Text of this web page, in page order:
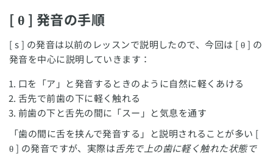
子音05. [ r ] と [ l ] の発音
子音06. [ p ] と [ b ] の発音
子音08. [ t ] と [ d ] の発音
子音09. [ w ] の発音
[ θ ] 発音の手順
[ s ] の発音は以前のレッスンで説明したので、今回は [ θ ] の
発音を中心に説明していきます：
口を「ア」と発音するときのように自然に軽くあける
舌先で前歯の下に軽く触れる
前歯の下と舌先の間に「スー」と気息を通す
「歯の間に舌を挟んで発音する」と説明されることが多い [
θ ] の発音ですが、実際は舌先で上の歯に軽く触れた状態で
toefl.com
English Revolution 2021. Powered bySolo Group
Co.,Ltd.